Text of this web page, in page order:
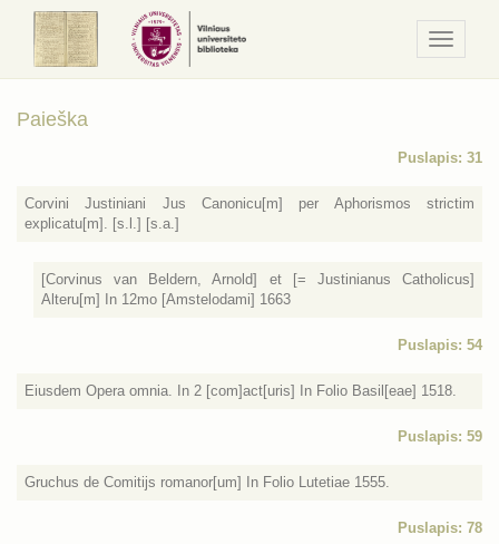
/
Meniu
Paieška
Puslapis: 31
Corvini Justiniani Jus Canonicu[m] per Aphorismos strictim
explicatu[m]. [s.l.] [s.a.]
[Corvinus van Beldern, Arnold] et [= Justinianus Catholicus]
Alteru[m] In 12mo [Amstelodami] 1663
Puslapis: 54
Eiusdem Opera omnia. In 2 [com]act[uris] In Folio Basil[eae] 1518.
Puslapis: 59
Gruchus de Comitijs romanor[um] In Folio Lutetiae 1555.
Puslapis: 78